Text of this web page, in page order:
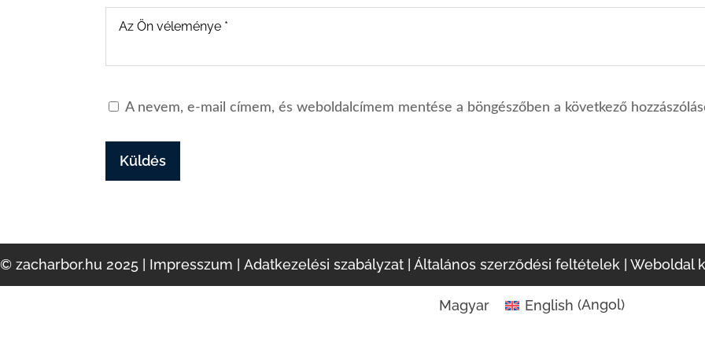
A nevem, e-mail címem, és weboldalcímem mentése a böngészőben a következő
Küldés
© zacharbor.hu 2025 | Impresszum Adatkezelési szabályzat Általános szerződési feltételek Weboldal
Magyar English (Angol)